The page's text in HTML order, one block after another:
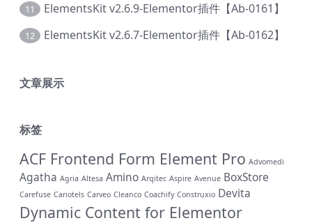
11 ElementsKit v2.6.9-Elementor插件【Ab-0161】
12 ElementsKit v2.6.7-Elementor插件【Ab-0162】
文章展示
标签
ACF Frontend Form Element Pro Advomedi
Agatha Agria Altesa Amino Arqitec Aspire Avenue BoxStore
Carefuse Cariotels Carveo Cleanco Coachify Construxio Devita
Dynamic Content for Elementor